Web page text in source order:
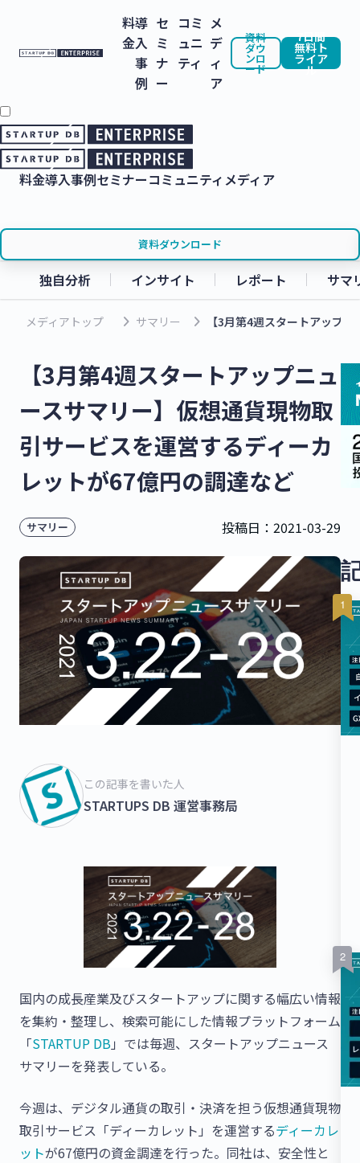
料
金
導
入
事
例
セ
ミ
ナ
ー
コミ
ュニ
ティ
メ
デ
ィ
ア
資料
ダウ
ンロ
ード
7日間
無料ト
ライア
ル
料金導入事例セミナーコミュニティ メディア
資料ダウンロード
独自分析 インサイト レポート サマ
メディアトップ keyboard_arrow_right サマリー keyboard_arrow_right 【3月第4週スタートアップ
【3月第4週スタートアップニュ
ースサマリー】仮想通貨現物取
引サービスを運営するディーカ
レットが67億円の調達など
サマリー 投稿日： 2021-03-29
この記事を書いた人
STARTUPS DB 運営事務局
国内の成長産業及びスタートアップに関する幅広い情報
を集約・整理し、検索可能にした情報プラットフォーム
「STARTUP DB」では毎週、スタートアップニュース
サマリーを発表している。
今週は、デジタル通貨の取引・決済を担う仮想通貨現物
取引サービス「ディーカレット」を運営するディーカレ
ットが67億円の資金調達を行った。同社は、安全性と